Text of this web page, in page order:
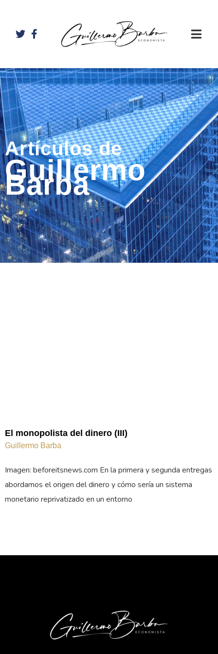
Artículos de
Guillermo
Barba
El monopolista del dinero (III)
Guillermo Barba
Imagen: beforeitsnews.com En la primera y segunda entregas
abordamos el origen del dinero y cómo sería un sistema
monetario reprivatizado en un entorno